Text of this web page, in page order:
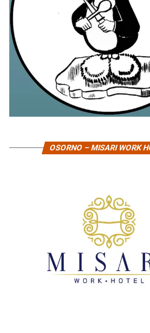
OSORNO – MISARI WORK